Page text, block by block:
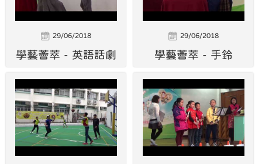
29/06/2018
學藝薈萃 - 英語話劇
29/06/2018
學藝薈萃 - 手鈴